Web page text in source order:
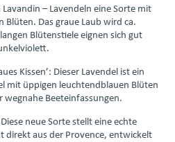
– Lavendeln eine Sorte mit
Blüten. Das graue Laub wird ca.
Blütenstiele eignen sich gut
Kissen’: Dieser Lavendel ist ein
mit üppigen leuchtendblauen Blüten
wegnahe Beeteinfassungen.
Diese neue Sorte stellt eine echte
direkt aus der Provence, entwickelt